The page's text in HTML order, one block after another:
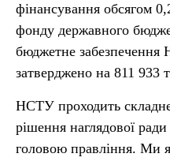
фінансування обсягом
фонду державного
бюджетне
затверджено на 811 933
НСТУ проходить
рішення наглядової ради
головою правління. Ми